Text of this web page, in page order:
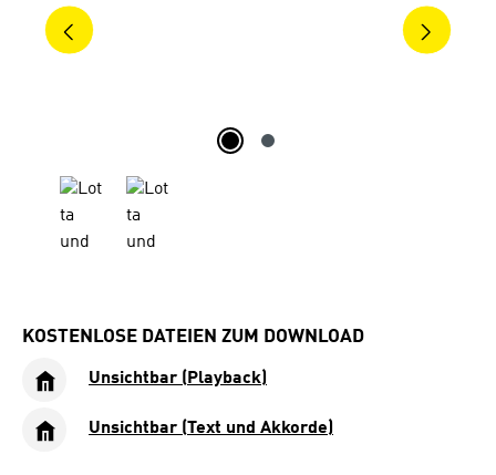
KOSTENLOSE DATEIEN ZUM DOWNLOAD
Unsichtbar (Playback)
Unsichtbar (Text und Akkorde)